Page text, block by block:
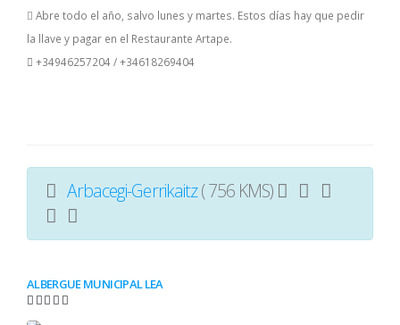
Abre todo el año, salvo lunes y martes. Estos días hay que pedir
la llave y pagar en el Restaurante Artape.
+34946257204 / +34618269404
Arbacegi-Gerrikaitz( 756 KMS)
ALBERGUE MUNICIPAL LEA